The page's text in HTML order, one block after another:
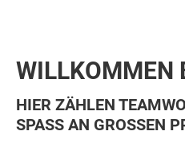
WILLKOMMEN
HIER ZÄHLEN
SPASS AN GROSSEN